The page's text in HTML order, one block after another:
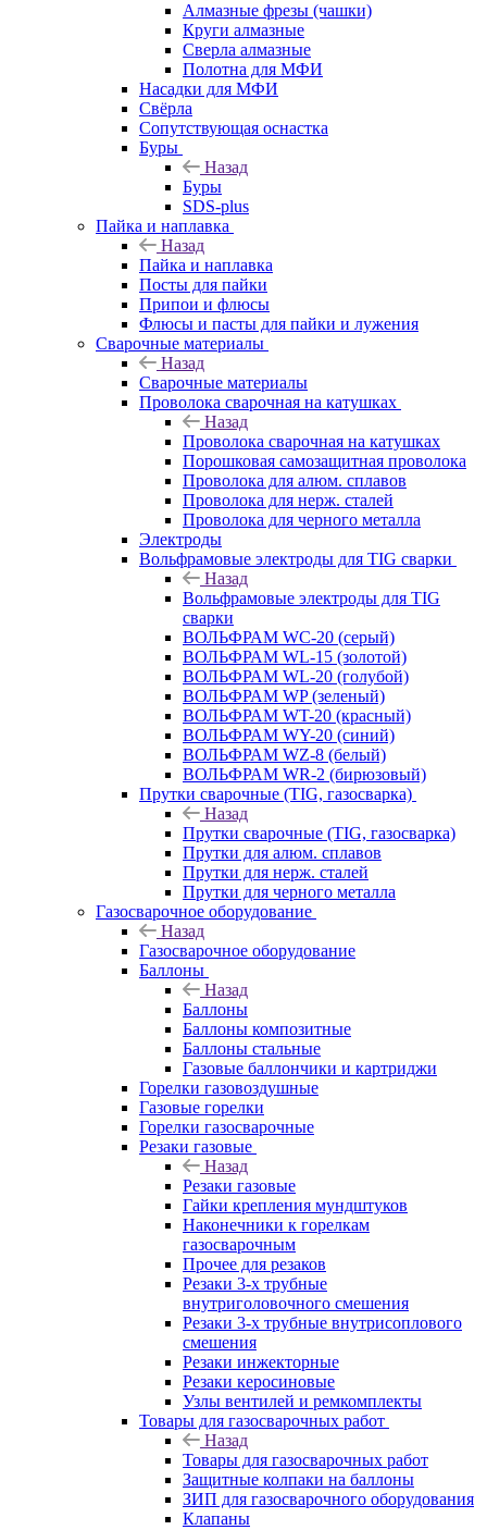
Алмазные фрезы (чашки)
Круги алмазные
Сверла алмазные
Полотна для МФИ
Насадки для МФИ
Свёрла
Сопутствующая оснастка
Буры
Назад
Буры
SDS-plus
Пайка и наплавка
Назад
Пайка и наплавка
Посты для пайки
Припои и флюсы
Флюсы и пасты для пайки и лужения
Сварочные материалы
Назад
Сварочные материалы
Проволока сварочная на катушках
Назад
Проволока сварочная на катушках
Порошковая самозащитная проволока
Проволока для алюм. сплавов
Проволока для нерж. сталей
Проволока для черного металла
Электроды
Вольфрамовые электроды для TIG сварки
Назад
Вольфрамовые электроды для TIG
сварки
ВОЛЬФРАМ WC-20 (серый)
ВОЛЬФРАМ WL-15 (золотой)
ВОЛЬФРАМ WL-20 (голубой)
ВОЛЬФРАМ WP (зеленый)
ВОЛЬФРАМ WT-20 (красный)
ВОЛЬФРАМ WY-20 (синий)
ВОЛЬФРАМ WZ-8 (белый)
ВОЛЬФРАМ WR-2 (бирюзовый)
Прутки сварочные (TIG, газосварка)
Назад
Прутки сварочные (TIG, газосварка)
Прутки для алюм. сплавов
Прутки для нерж. сталей
Прутки для черного металла
Газосварочное оборудование
Назад
Газосварочное оборудование
Баллоны
Назад
Баллоны
Баллоны композитные
Баллоны стальные
Газовые баллончики и картриджи
Горелки газовоздушные
Газовые горелки
Горелки газосварочные
Резаки газовые
Назад
Резаки газовые
Гайки крепления мундштуков
Наконечники к горелкам
газосварочным
Прочее для резаков
Резаки 3-х трубные
внутриголовочного смешения
Резаки 3-х трубные внутрисоплового
смешения
Резаки инжекторные
Резаки керосиновые
Узлы вентилей и ремкомплекты
Товары для газосварочных работ
Назад
Товары для газосварочных работ
Защитные колпаки на баллоны
ЗИП для газосварочного оборудования
Клапаны